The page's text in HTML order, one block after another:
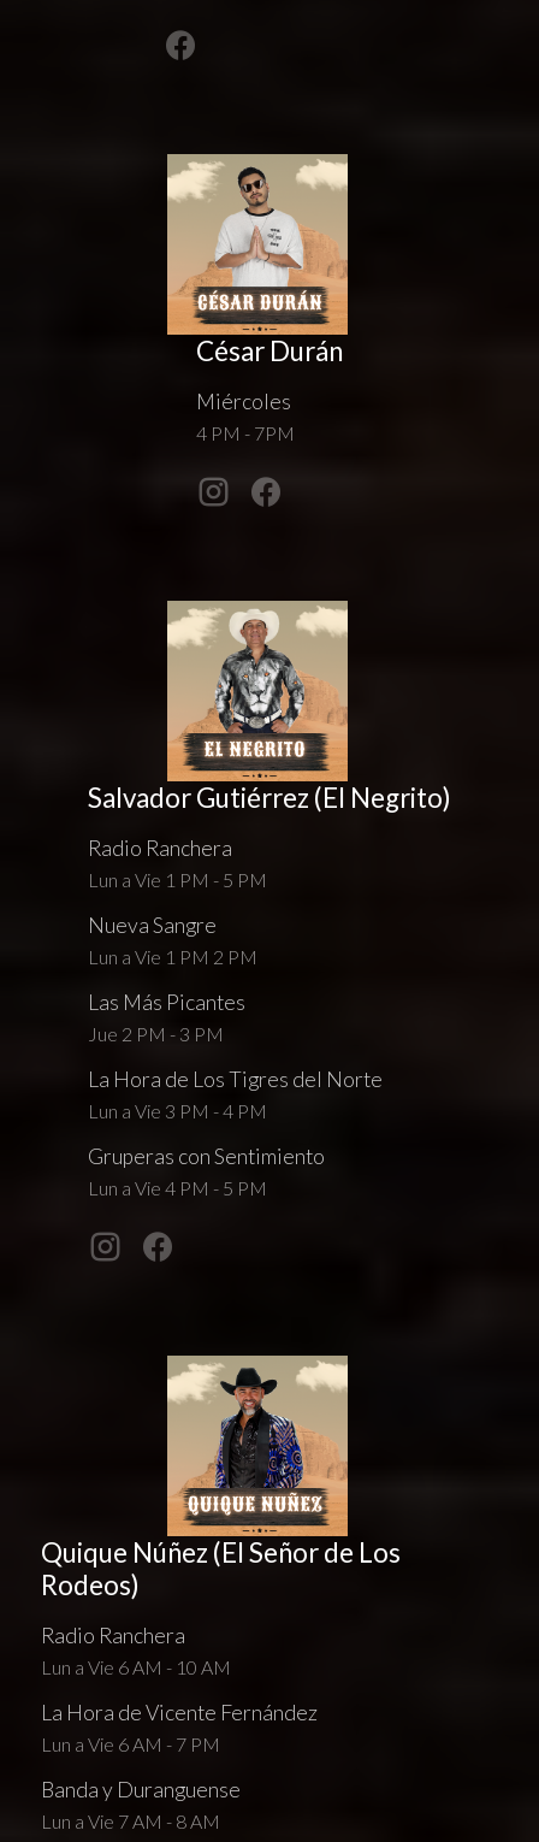
César Durán
Miércoles
4 PM - 7PM
Salvador Gutiérrez (El Negrito)
Radio Ranchera
Lun a Vie 1 PM - 5 PM
Nueva Sangre
Lun a Vie 1 PM 2 PM
Las Más Picantes
Jue 2 PM - 3 PM
La Hora de Los Tigres del Norte
Lun a Vie 3 PM - 4 PM
Gruperas con Sentimiento
Lun a Vie 4 PM - 5 PM
Quique Núñez (El Señor de Los
Rodeos)
Radio Ranchera
Lun a Vie 6 AM - 10 AM
La Hora de Vicente Fernández
Lun a Vie 6 AM - 7 PM
Banda y Duranguense
Lun a Vie 7 AM - 8 AM